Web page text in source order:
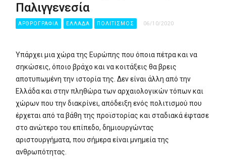
Παλιγγενεσία
ΑΡΘΡΟΓΡΑΦΙΑ ΕΛΛΑΔΑ ΠΟΛΙΤΙΣΜΟΣ 06/10/2020
Υπάρχει μια χώρα της Ευρώπης που όποια πέτρα και να
σηκώσεις, όποιο βράχο και να κοιτάξεις θα βρεις
αποτυπωμένη την ιστορία της. Δεν είναι άλλη από την
Ελλάδα και στην πληθώρα των αρχαιολογικών τόπων και
χώρων που την διακρίνει, απόδειξη ενός πολιτισμού που
έρχεται από τα βάθη της προϊστορίας και σταδιακά έφτασε
στο ανώτερο του επίπεδο, δημιουργώντας
αριστουργήματα, που σήμερα είναι μνημεία της
ανθρωπότητας.